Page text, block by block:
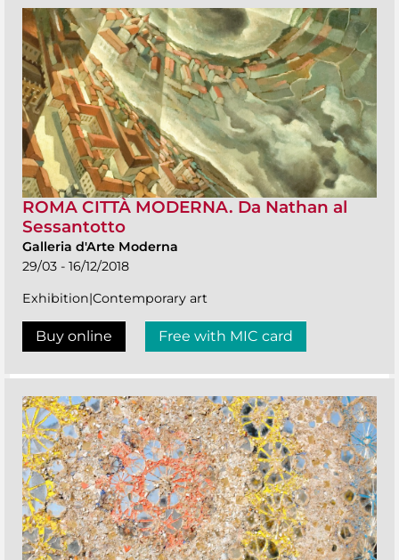
ROMA CITTÀ MODERNA. Da Nathan al
Sessantotto
Galleria d'Arte Moderna
29/03 - 16/12/2018
Exhibition|Contemporary art
Buy online Free with MIC card